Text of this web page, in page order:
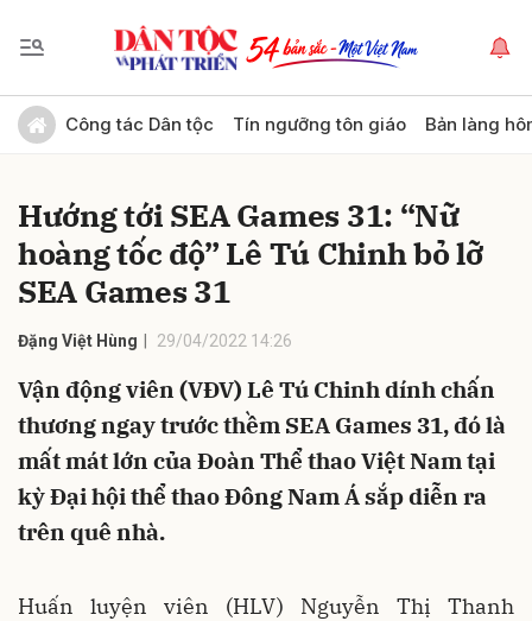
Công tác Dân tộc Tín ngưỡng tôn giáo Bản làng
Hướng tới SEA Games 31: “Nữ
hoàng tốc độ” Lê Tú Chinh bỏ lỡ
SEA Games 31
Đặng Việt Hùng 29/04/2022 14:26
Vận động viên (VĐV) Lê Tú Chinh dính chấn
thương ngay trước thềm SEA Games 31, đó là
mất mát lớn của Đoàn Thể thao Việt Nam tại
kỳ Đại hội thể thao Đông Nam Á sắp diễn ra
trên quê nhà.
Huấn luyện viên (HLV) Nguyễn Thị Thanh
Gửi bình luận